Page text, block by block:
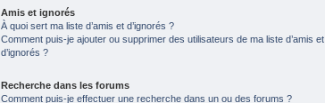
Amis et ignorés
À quoi sert ma liste d’amis et d’ignorés ?
Comment puis-je ajouter ou supprimer des utilisateurs de ma liste d’amis et
d’ignorés ?
Recherche dans les forums
Comment puis-je effectuer une recherche dans un ou des forums ?